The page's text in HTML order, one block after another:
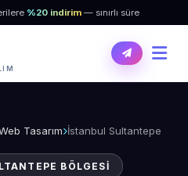
%20 indirim — sınırlı süre
Tasarım İstanbul Sultantepe
BÖLGESI